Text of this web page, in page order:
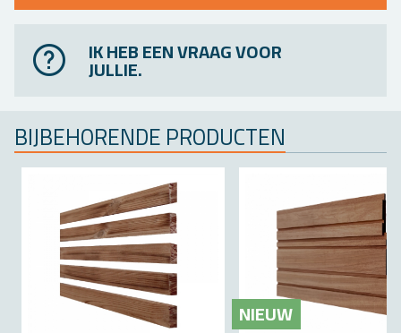
IK HEB EEN VRAAG VOOR
JULLIE.
BIJ­BE­HO­REN­DE PRO­DUC­TEN
NIEUW